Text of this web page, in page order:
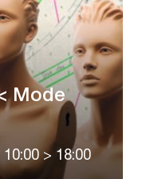
Mode
10:00 > 18:00